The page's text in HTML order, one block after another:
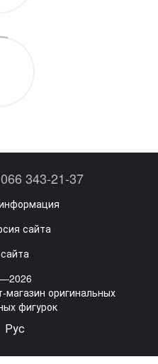
066 343-21-37
сайта
магазин оригинальных
фигурок
Рус